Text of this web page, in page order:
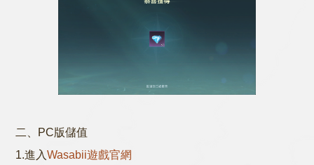
二、PC版儲值
1.進入Wasabii遊戲官網